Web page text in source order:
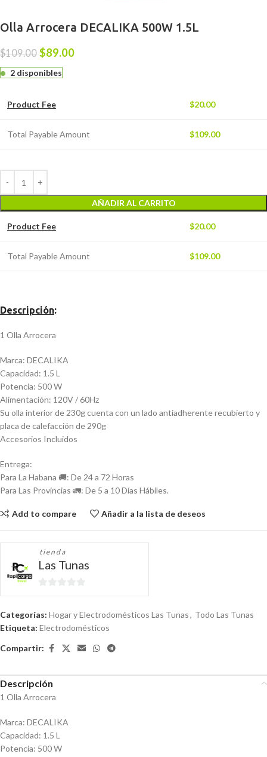
Olla Arrocera DECALIKA 500W 1.5L
$109.00 $89.00
2 disponibles
Product Fee $20.00
Total Payable Amount $109.00
AÑADIR AL CARRITO
Product Fee $20.00
Total Payable Amount $109.00
Descripción:
1 Olla Arrocera
Marca: DECALIKA
Capacidad: 1.5 L
Potencia: 500 W
Alimentación: 120V / 60Hz
Su olla interior de 230g cuenta con un lado antiadherente recubierto y
placa de calefacción de 290g
Accesorios Incluidos
Entrega:
Para La Habana 🚚: De 24 a 72 Horas
Para Las Provincias 🚛: De 5 a 10 Días Hábiles.
Add to compare Añadir a la lista de deseos
tienda
Las Tunas
0
Categorías: Hogar y Electrodomésticos Las Tunas, Todo Las Tunas
Etiqueta: Electrodomésticos
Compartir:
Descripción
1 Olla Arrocera
Marca: DECALIKA
Capacidad: 1.5 L
Potencia: 500 W